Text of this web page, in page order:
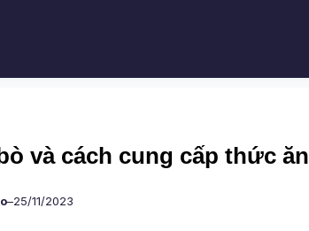
và cách cung cấp thức ăn
–25/11/2023